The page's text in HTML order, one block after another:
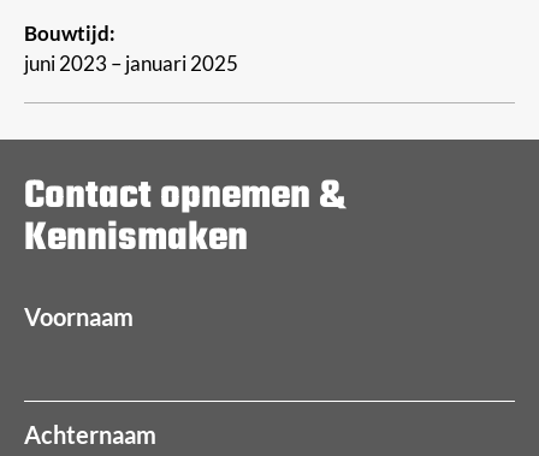
Bouwtijd:
juni 2023 – januari 2025
Contact opnemen &
Kennismaken
Voornaam
Achternaam